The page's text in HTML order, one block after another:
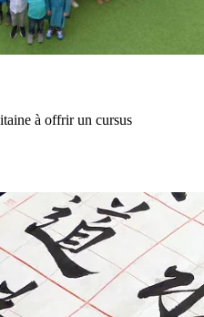
à offrir un cursus